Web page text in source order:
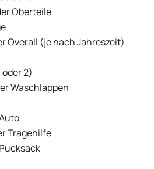
Oberteile
Overall (je nach Jahreszeit)
2)
Waschlappen
Tragehilfe